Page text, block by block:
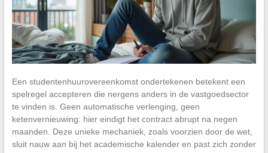
Een studentenhuurovereenkomst ondertekenen betekent een
spelregel accepteren die nergens anders in de vastgoedsector
te vinden is. Geen automatische verlenging, geen
ketenvernieuwing: hier eindigt het contract abrupt na negen
maanden. Deze unieke mechaniek, zoals voorzien door de wet,
sluit nauw aan bij het academische kalender en past zich zonder